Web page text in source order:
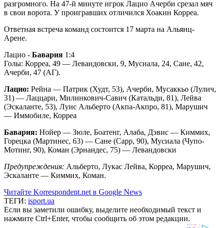
разгромного. На 47-й минуте игрок Лацио Ачерби срезал мяч
в свои ворота. У проигравших отличился Хоакин Корреа.
Ответная встреча команд состоится 17 марта на Альянц-
Арене.
Лацио - Бавария 1:4
Голы: Корреа, 49 — Левандовски, 9, Мусиала, 24, Сане, 42,
Ачерби, 47 (АГ).
Лацио: Рейна — Патрик (Худт, 53), Ачерби, Мусаккьо (Лулич,
31) — Лаццари, Милинкович-Савич (Катальди, 81), Лейва
(Эскаланте, 53), Луис Альберто (Акпа-Акпро, 81), Марушич
— Иммобиле, Корреа
Бавария: Нойер — Зюле, Боатенг, Алаба, Дэвис — Киммих,
Горецка (Мартинес, 63) — Сане (Сарр, 90), Мусиала (Чупо-
Мотинг, 90), Коман (Эрнандес, 75) — Левандовски
Предупреждения: Альберто, Лукас Лейва, Корреа, Марушич,
Эскаланте — Киммих, Коман.
Читайте Korrespondent.net в Google News
ТЕГИ: isport.ua
Если вы заметили ошибку, выделите необходимый текст и
нажмите Ctrl+Enter, чтобы сообщить об этом редакции.